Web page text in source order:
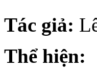
Tác giả:
Thể hiện: